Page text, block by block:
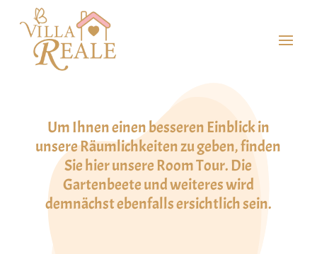
Räumlichkeiten
Um Ihnen einen besseren Einblick in
unsere Räumlichkeiten zu geben, finden
Sie hier unsere Room Tour. Die
Gartenbeete und weiteres wird
demnächst ebenfalls ersichtlich sein.